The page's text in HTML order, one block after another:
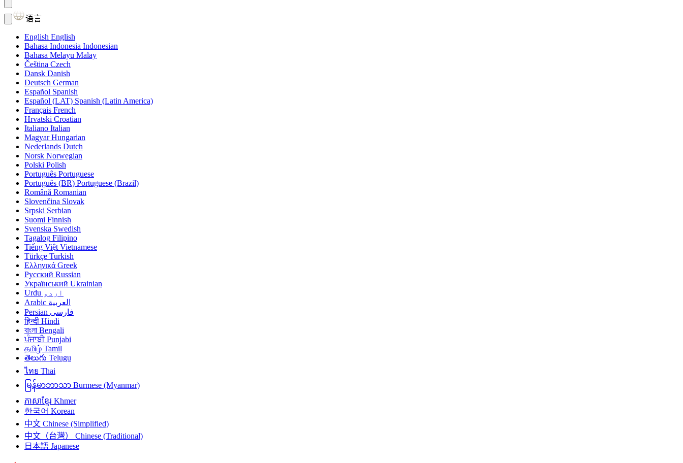
语言
English English
Bahasa Indonesia Indonesian
Bahasa Melayu Malay
Čeština Czech
Dansk Danish
Deutsch German
Español Spanish
Español (LAT) Spanish (Latin America)
Français French
Hrvatski Croatian
Italiano Italian
Magyar Hungarian
Nederlands Dutch
Norsk Norwegian
Polski Polish
Português Portuguese
Português (BR) Portuguese (Brazil)
Română Romanian
Slovenčina Slovak
Srpski Serbian
Suomi Finnish
Svenska Swedish
Tagalog Filipino
Tiếng Việt Vietnamese
Türkçe Turkish
Ελληνικά Greek
Русский Russian
Український Ukrainian
اردو Urdu
العربية Arabic
فارسی Persian
हिन्दी Hindi
বাংলা Bengali
ਪੰਜਾਬੀ Punjabi
தமிழ் Tamil
తెలుగు Telugu
ไทย Thai
မြန်မာဘာသာ Burmese (Myanmar)
ភាសាខ្មែរ Khmer
한국어 Korean
中文 Chinese (Simplified)
中文（台灣）
Chinese (Traditional)
日本語 Japanese